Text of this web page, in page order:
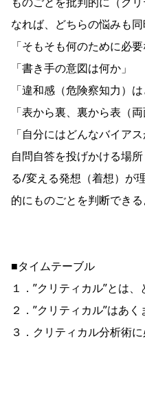
なれば、どちらの悩みも同
「そもそも何のために必
「書き手の意図は何か」
「違和感（危険察知力）
「表から裏、裏から表（
「自分にはどんなバイア
自問自答を投げかける場
る/変える発想（着想）が
的にものごとを判断できる
■タイムテーブル
１．”クリティカル”とは
２．”クリティカル”はあ
３．クリティカル分析術